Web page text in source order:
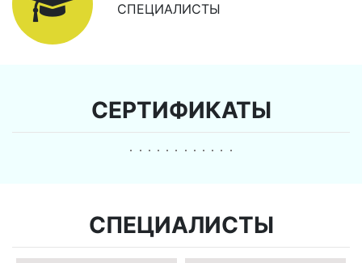
СПЕЦИАЛИСТЫ
СЕРТИФИКАТЫ
СПЕЦИАЛИСТЫ